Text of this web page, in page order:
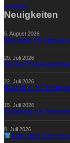
Anmelden
Neuigkeiten
5. August 2026
Maximale
29. Juli 2026
Großer
22. Juli 2026
NEU im 1. FC
15. Juli 2026
Einladung zur
8. Juli 2026
Das neue Shirt mit